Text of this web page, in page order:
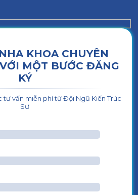
KHOA CHUYÊN
MỘT BƯỚC ĐĂNG
KÝ
vấn miễn phí từ Đội Ngũ Kiến Trúc
Sư